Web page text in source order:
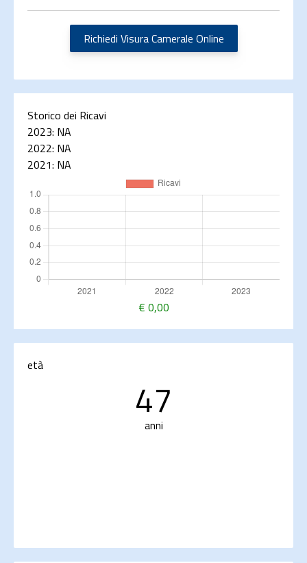
Richiedi Visura Camerale Online
Storico dei Ricavi
2023: NA
2022: NA
2021: NA
€ 0,00
età
47
anni